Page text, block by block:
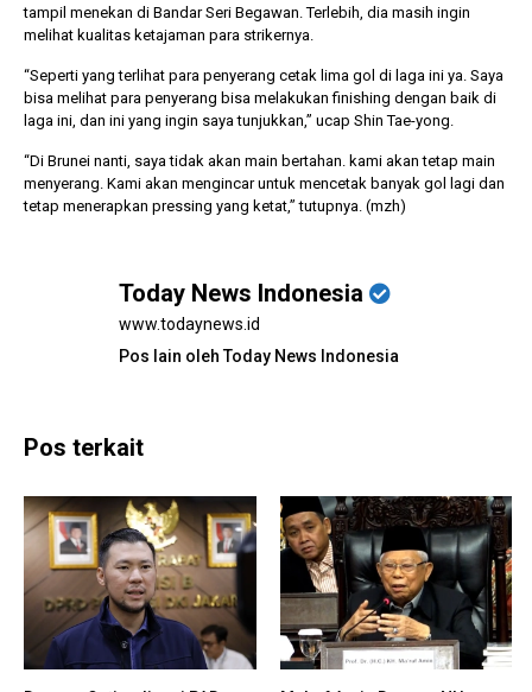
tampil menekan di Bandar Seri Begawan. Terlebih, dia masih ingin
melihat kualitas ketajaman para strikernya.
“Seperti yang terlihat para penyerang cetak lima gol di laga ini ya. Saya
bisa melihat para penyerang bisa melakukan finishing dengan baik di
laga ini, dan ini yang ingin saya tunjukkan,” ucap Shin Tae-yong.
“Di Brunei nanti, saya tidak akan main bertahan. kami akan tetap main
menyerang. Kami akan mengincar untuk mencetak banyak gol lagi dan
tetap menerapkan pressing yang ketat,” tutupnya. (mzh)
Today News Indonesia
www.todaynews.id
Pos lain oleh Today News Indonesia
Pos terkait